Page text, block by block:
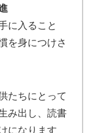
に入ること
を身につけさ
たちにとって
み出し、読書
になります